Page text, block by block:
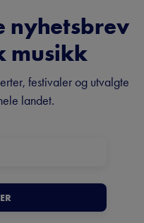
nyhetsbrev
musikk
festivaler og utvalgte
landet.